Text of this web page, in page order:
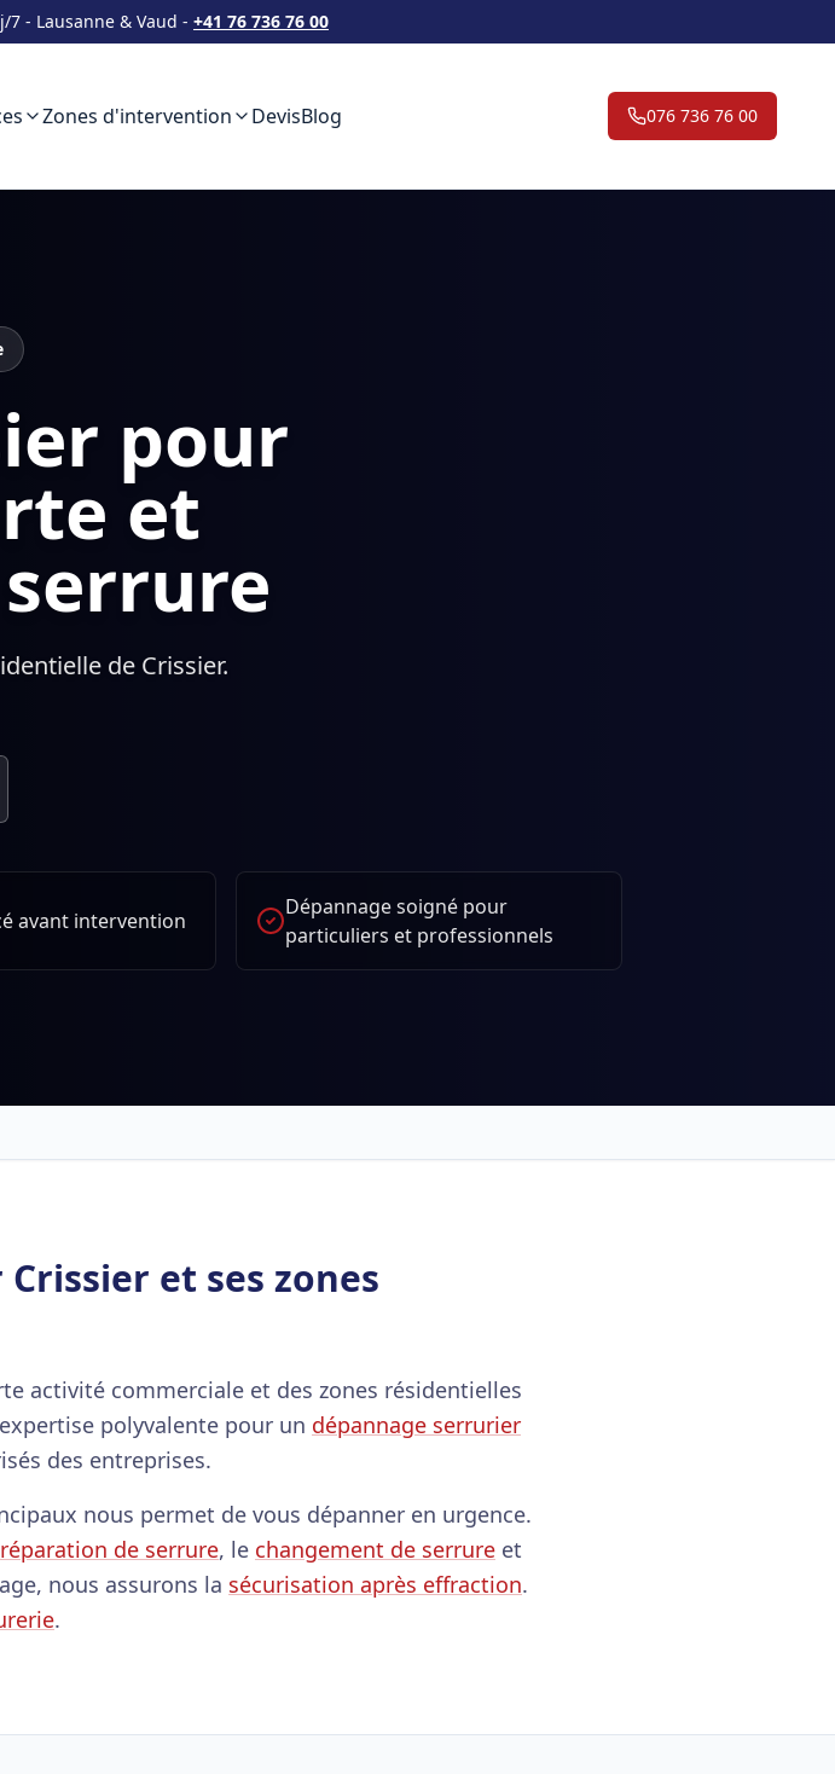
- Lausanne & Vaud - +41 76 736 76 00
Zones d'intervention DevisBlog 076 736 76 00
pour
et
de Crissier.
avant intervention
Dépannage soigné pour
particuliers et professionnels
et ses zones
activité commerciale et des zones résidentielles
polyvalente pour un dépannage serrurier
des entreprises.
nous permet de vous dépanner en urgence.
réparation de serrure, le changement de serrure et
nous assurons la sécurisation après effraction.
.